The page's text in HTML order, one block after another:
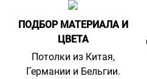
ПОДБОР МАТЕРИАЛА И
ЦВЕТА
Потолки из Китая,
Германии и Бельгии.